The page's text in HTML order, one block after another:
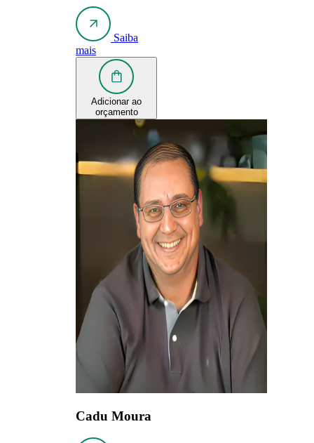
Saiba
mais
Adicionar ao
orçamento
Cadu Moura